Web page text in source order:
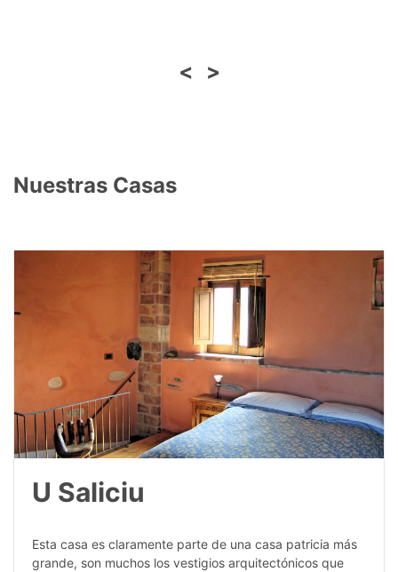
< >
Nuestras Casas
U Saliciu
Esta casa es claramente parte de una casa patricia más
grande, son muchos los vestigios arquitectónicos que